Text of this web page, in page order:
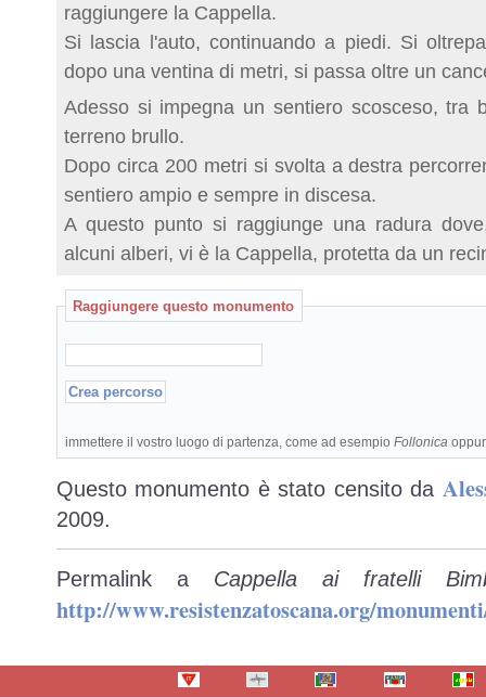
raggiungere la Cappella.
Si lascia l'auto, continuando a piedi. Si
dopo una ventina di metri, si passa oltre un
Adesso si impegna un sentiero scosceso, tra
terreno brullo.
Dopo circa 200 metri si svolta a destra
sentiero ampio e sempre in discesa.
A questo punto si raggiunge una radura
alcuni alberi, vi è la Cappella, protetta da un
Raggiungere questo monumento
immettere il vostro luogo di partenza, come ad esempio Follonica
Questo monumento è stato censito da
2009.
Permalink a Cappella ai fratelli
http://www.resistenzatoscana.org/